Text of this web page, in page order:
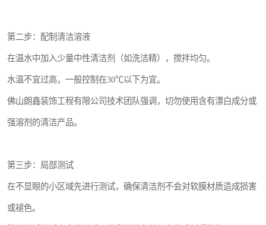
第二步：配制清洁溶液
在温水中加入少量中性清洁剂（如洗洁精），搅拌均匀。
水温不宜过高，一般控制在30℃以下为宜。
佛山朗鑫装饰工程有限公司技术团队强调，切勿使用含有漂白成分或
强溶剂的清洁产品。
第三步：局部测试
在不显眼的小区域先进行测试，确保清洁剂不会对软膜材质造成损害
或褪色。